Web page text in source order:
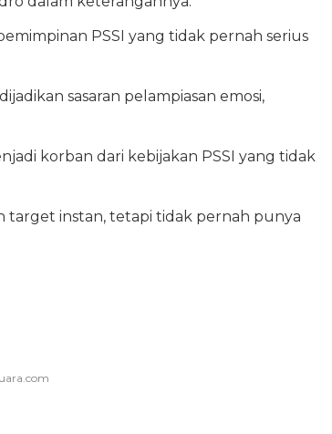
PSSI yang tidak pernah serius
sasaran pelampiasan emosi,
korban dari kebijakan PSSI yang tidak
target instan, tetapi tidak pernah punya